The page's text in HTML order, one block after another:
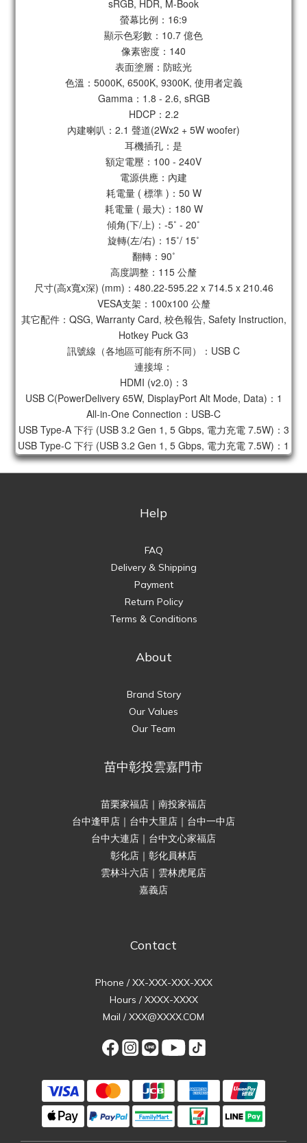
sRGB, HDR, M-Book
螢幕比例：16:9
顯示色彩數：10.7 億色
像素密度：140
表面塗層：防眩光
色溫：5000K, 6500K, 9300K, 使用者定義
Gamma：1.8 - 2.6, sRGB
HDCP：2.2
內建喇叭：2.1 聲道(2Wx2 + 5W woofer)
耳機插孔：是
額定電壓：100 - 240V
電源供應：內建
耗電量 ( 標準 )：50 W
耗電量 ( 最大)：180 W
傾角(下/上)：-5˚ - 20˚
旋轉(左/右)：15˚/ 15˚
翻轉：90˚
高度調整：115 公釐
尺寸(高x寬x深) (mm)：480.22-595.22 x 714.5 x 210.46
VESA支架：100x100 公釐
其它配件：QSG, Warranty Card, 校色報告, Safety Instruction,
Hotkey Puck G3
訊號線（各地區可能有所不同）：USB C
連接埠：
HDMI (v2.0)：3
USB C(PowerDelivery 65W, DisplayPort Alt Mode, Data)：1
All-in-One Connection：USB-C
USB Type-A 下行 (USB 3.2 Gen 1, 5 Gbps, 電力充電 7.5W)：3
USB Type-C 下行 (USB 3.2 Gen 1, 5 Gbps, 電力充電 7.5W)：1
Help
FAQ
Delivery & Shipping
Payment
Return Policy
Terms & Conditions
About
Brand Story
Our Values
Our Team
苗中彰投雲嘉門市
苗栗家福店｜南投家福店
台中逢甲店｜台中大里店｜台中一中店
台中大連店｜台中文心家福店
彰化店｜彰化員林店
雲林斗六店｜雲林虎尾店
嘉義店
Contact
Phone / XX-XXX-XXX-XXX
Hours / XXXX-XXXX
Mail / XXX@XXXX.COM